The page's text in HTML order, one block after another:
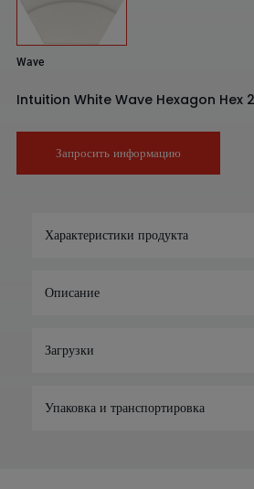
Wave
Intuition White Wave Hexagon Hex
Запросить информацию
Характеристики продукта
Описание
Загрузки
Упаковка и транспортировка